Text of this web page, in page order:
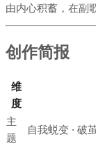
由内心积蓄，在副
创作简报
维
度
主
题
自我蜕变 · 破